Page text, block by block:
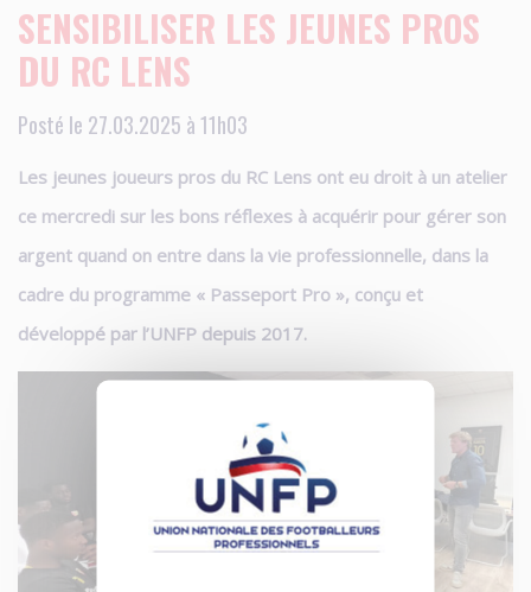
SENSIBILISER LES JEUNES PROS
DU RC LENS
Posté le 27.03.2025 à 11h03
Les jeunes joueurs pros du RC Lens ont eu droit à un atelier
ce mercredi sur les bons réflexes à acquérir pour gérer son
argent quand on entre dans la vie professionnelle, dans la
cadre du programme « Passeport Pro », conçu et
développé par l’UNFP depuis 2017.